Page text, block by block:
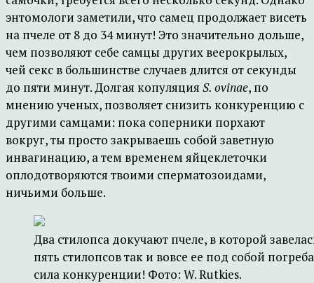
энтомологи заметили, что самец продолжает висеть
на пчеле от 8 до 34 минут! Это значительно дольше,
чем позволяют себе самцы других веерокрылых,
чей секс в большинстве случаев длится от секунды
до пяти минут. Долгая копуляция S. ovinae, по
мнению ученых, позволяет снизить конкуренцию с
другими самцами: пока соперники порхают
вокруг, ты просто закрываешь собой заветную
инвагинацию, а тем временем яйцеклеточки
оплодотворяются твоими сперматозоидами,
ничьими больше.
Два стилопса докучают пчеле, в которой
пять стилопсов так и вовсе ее под собой
сила конкуренции! Фото: W. Rutkies.